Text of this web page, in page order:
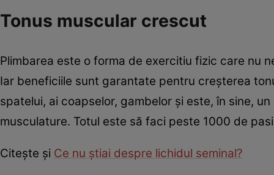
Tonus muscular crescut
Plimbarea este o forma de exercitiu fizic care nu
Iar beneficiile sunt garantate pentru creșterea
spatelui, ai coapselor, gambelor și este, în sine,
musculature. Totul este să faci peste 1000 de
Citește și Ce nu știai despre lichidul seminal?